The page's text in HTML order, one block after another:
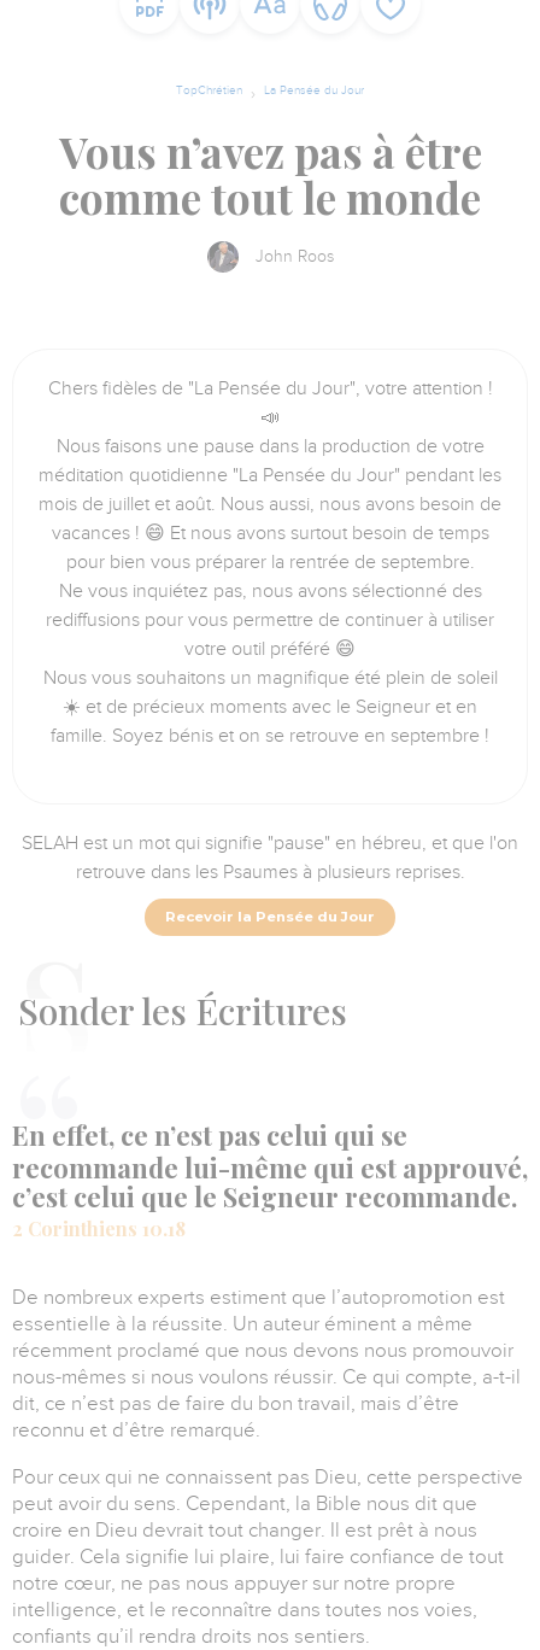
TopChrétien La Pensée du Jour
Vous n’avez pas à être
comme tout le monde
John Roos
Chers fidèles de "La Pensée du Jour", votre attention !
📣
Nous faisons une pause dans la production de votre
méditation quotidienne "La Pensée du Jour" pendant les
mois de juillet et août. Nous aussi, nous avons besoin de
vacances ! 😄 Et nous avons surtout besoin de temps
pour bien vous préparer la rentrée de septembre.
Ne vous inquiétez pas, nous avons sélectionné des
rediffusions pour vous permettre de continuer à utiliser
votre outil préféré 😄
Nous vous souhaitons un magnifique été plein de soleil
☀️ et de précieux moments avec le Seigneur et en
famille. Soyez bénis et on se retrouve en septembre !
SELAH est un mot qui signifie "pause" en hébreu, et que l'on
retrouve dans les Psaumes à plusieurs reprises.
Recevoir la Pensée du Jour
Sonder les Écritures
En effet, ce n’est pas celui qui se
recommande lui-même qui est approuvé,
c’est celui que le Seigneur recommande.
2 Corinthiens 10.18
De nombreux experts estiment que l’autopromotion est
essentielle à la réussite. Un auteur éminent a même
récemment proclamé que nous devons nous promouvoir
nous-mêmes si nous voulons réussir. Ce qui compte, a-t-il
dit, ce n’est pas de faire du bon travail, mais d’être
reconnu et d’être remarqué.
Pour ceux qui ne connaissent pas Dieu, cette perspective
peut avoir du sens. Cependant, la Bible nous dit que
croire en Dieu devrait tout changer.
Il est prêt à nous
guider. Cela signifie lui plaire, lui faire confiance de tout
notre cœur, ne pas nous appuyer sur notre propre
intelligence, et le reconnaître dans toutes nos voies,
confiants qu’il rendra droits nos sentiers.